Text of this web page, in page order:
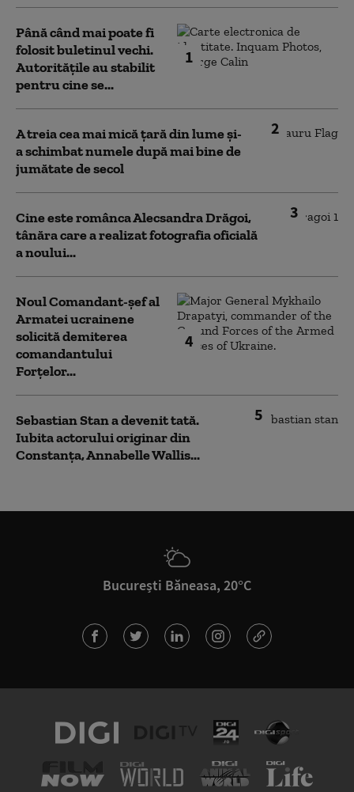
1
Până când mai poate fi
folosit buletinul vechi.
Autoritățile au stabilit
pentru cine se...
2
A treia cea mai mică țară din lume și-
a schimbat numele după mai bine de
jumătate de secol
3
Cine este românca Alecsandra Drăgoi,
tânăra care a realizat fotografia oficială
a noului...
4
Noul Comandant-șef al
Armatei ucrainene
solicită demiterea
comandantului
Forțelor...
5
Sebastian Stan a devenit tată.
Iubita actorului originar din
Constanța, Annabelle Wallis...
București Băneasa, 20°C